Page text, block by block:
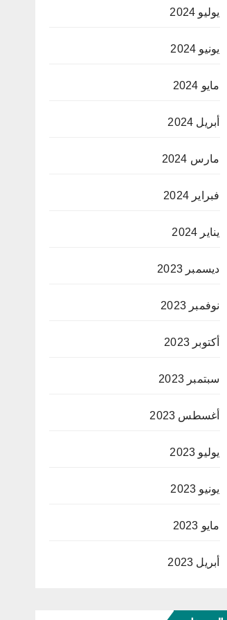
يوليو 2024
يونيو 2024
مايو 2024
أبريل 2024
مارس 2024
فبراير 2024
يناير 2024
ديسمبر 2023
نوفمبر 2023
أكتوبر 2023
سبتمبر 2023
أغسطس 2023
يوليو 2023
يونيو 2023
مايو 2023
أبريل 2023